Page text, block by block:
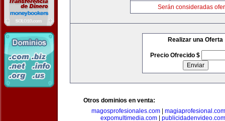
Serán consideradas
Realizar una Oferta
Precio Ofrecido $
Otros dominios en venta:
magosprofesionales.com
magiaprofesional.com
expomultimedia.com
publicidadenvideo.com